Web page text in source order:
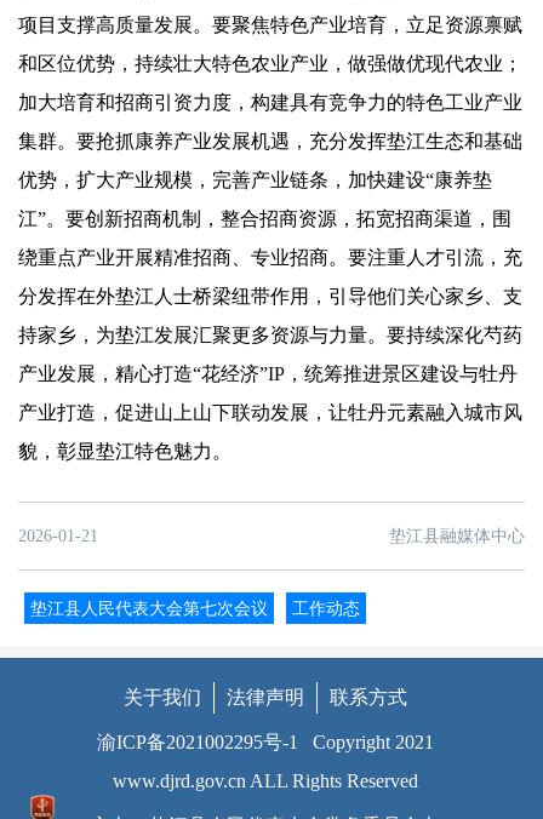
项目支撑高质量发展。要聚焦特色产业培育，立足资源禀赋
和区位优势，持续壮大特色农业产业，做强做优现代农业；
加大培育和招商引资力度，构建具有竞争力的特色工业产业
集群。要抢抓康养产业发展机遇，充分发挥垫江生态和基础
优势，扩大产业规模，完善产业链条，加快建设“康养垫
江”。要创新招商机制，整合招商资源，拓宽招商渠道，围
绕重点产业开展精准招商、专业招商。要注重人才引流，充
分发挥在外垫江人士桥梁纽带作用，引导他们关心家乡、支
持家乡，为垫江发展汇聚更多资源与力量。要持续深化芍药
产业发展，精心打造“花经济”IP，统筹推进景区建设与牡丹
产业打造，促进山上山下联动发展，让牡丹元素融入城市风
貌，彰显垫江特色魅力。
2026-01-21 垫江县融媒体中心
垫江县人民代表大会第七次会议 工作动态
关于我们 法律声明 联系方式
渝ICP备2021002295号-1
Copyright 2021
www.djrd.gov.cn ALL Rights Reserved